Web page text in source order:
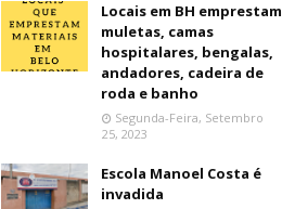
Locais em BH emprestam
muletas, camas
hospitalares, bengalas,
andadores, cadeira de
roda e banho
Segunda-Feira, Setembro
25, 2023
Escola Manoel Costa é
invadida